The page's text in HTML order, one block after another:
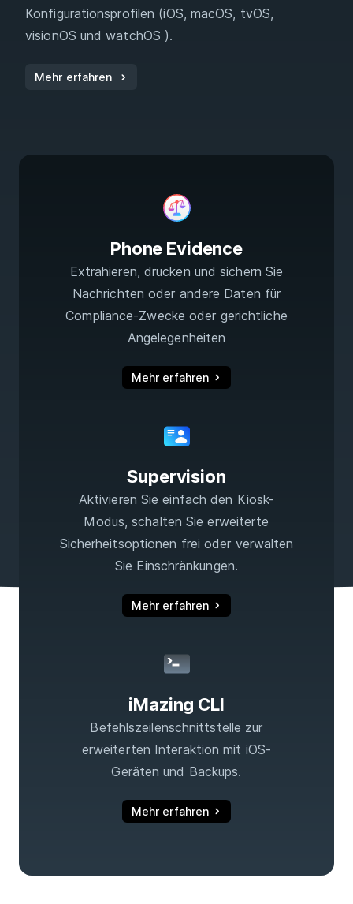
Konfigurationsprofilen (iOS, macOS, tvOS,
visionOS und watchOS ).
Mehr erfahren
Phone Evidence
Extrahieren, drucken und sichern Sie
Nachrichten oder andere Daten für
Compliance-Zwecke oder gerichtliche
Angelegenheiten
Mehr erfahren
Supervision
Aktivieren Sie einfach den Kiosk-
Modus, schalten Sie erweiterte
Sicherheitsoptionen frei oder verwalten
Sie Einschränkungen.
Mehr erfahren
iMazing CLI
Befehlszeilenschnittstelle zur
erweiterten Interaktion mit iOS-
Geräten und Backups.
Mehr erfahren